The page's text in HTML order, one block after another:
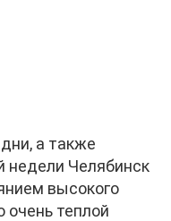
а также
Челябинск
высокого
очень теплой